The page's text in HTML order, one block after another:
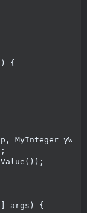
{
MyInteger
args) {